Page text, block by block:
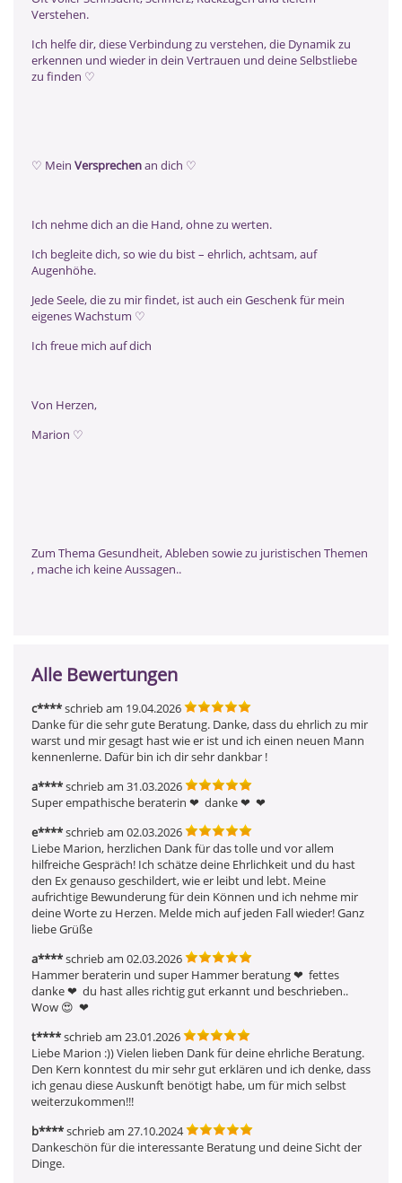
Verstehen.
Ich helfe dir, diese Verbindung zu verstehen, die Dynamik zu
erkennen und wieder in dein Vertrauen und deine Selbstliebe
zu finden ♡
♡ Mein Versprechenan dich ♡
Ich nehme dich an die Hand, ohne zu werten.
Ich begleite dich, so wie du bist – ehrlich, achtsam, auf
Augenhöhe.
Jede Seele, die zu mir findet, ist auch ein Geschenk für mein
eigenes Wachstum ♡
Ich freue mich auf dich
Von Herzen,
Marion ♡
Zum Thema Gesundheit, Ableben sowie zu juristischen Themen
, mache ich keine Aussagen..
Alle Bewertungen
c****schrieb am 19.04.2026
Danke für die sehr gute Beratung. Danke, dass du ehrlich zu mir
warst und mir gesagt hast wie er ist und ich einen neuen Mann
kennenlerne. Dafür bin ich dir sehr dankbar !
a****schrieb am 31.03.2026
Super empathische beraterin ❤ ️ danke ❤ ️ ❤ ️
e****schrieb am 02.03.2026
Liebe Marion, herzlichen Dank für das tolle und vor allem
hilfreiche Gespräch! Ich schätze deine Ehrlichkeit und du hast
den Ex genauso geschildert, wie er leibt und lebt. Meine
aufrichtige Bewunderung für dein Können und ich nehme mir
deine Worte zu Herzen. Melde mich auf jeden Fall wieder! Ganz
liebe Grüße
a****schrieb am 02.03.2026
Hammer beraterin und super Hammer beratung ❤ ️ fettes
danke ❤ ️ du hast alles richtig gut erkannt und beschrieben..
Wow 😍  ❤ ️
t****schrieb am 23.01.2026
Liebe Marion :)) Vielen lieben Dank für deine ehrliche Beratung.
Den Kern konntest du mir sehr gut erklären und ich denke, dass
ich genau diese Auskunft benötigt habe, um für mich selbst
weiterzukommen!!!
b****schrieb am 27.10.2024
Dankeschön für die interessante Beratung und deine Sicht der
Dinge.